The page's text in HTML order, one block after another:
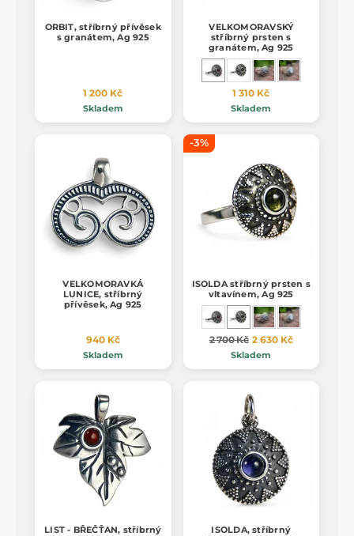
ORBIT, stříbrný přívěsek
s granátem, Ag 925
1 200 Kč
Skladem
VELKOMORAVSKÝ
stříbrný prsten s
granátem, Ag 925
1 310 Kč
Skladem
VELKOMORAVKÁ
LUNICE, stříbrný
přívěsek, Ag 925
940 Kč
Skladem
-3%
ISOLDA stříbrný prsten s
vltavínem, Ag 925
2 700 Kč 2 630 Kč
Skladem
LIST - BŘEČŤAN, stříbrný
ISOLDA, stříbrný